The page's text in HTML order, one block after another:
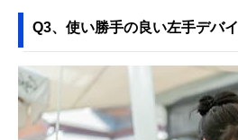
Q3、使い勝手の良い左手デバ